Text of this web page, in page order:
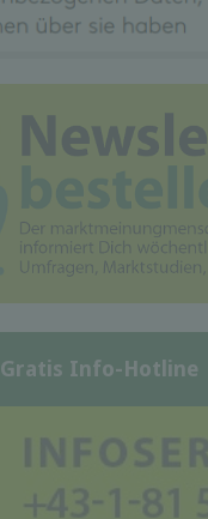
Gratis Info-Hotline